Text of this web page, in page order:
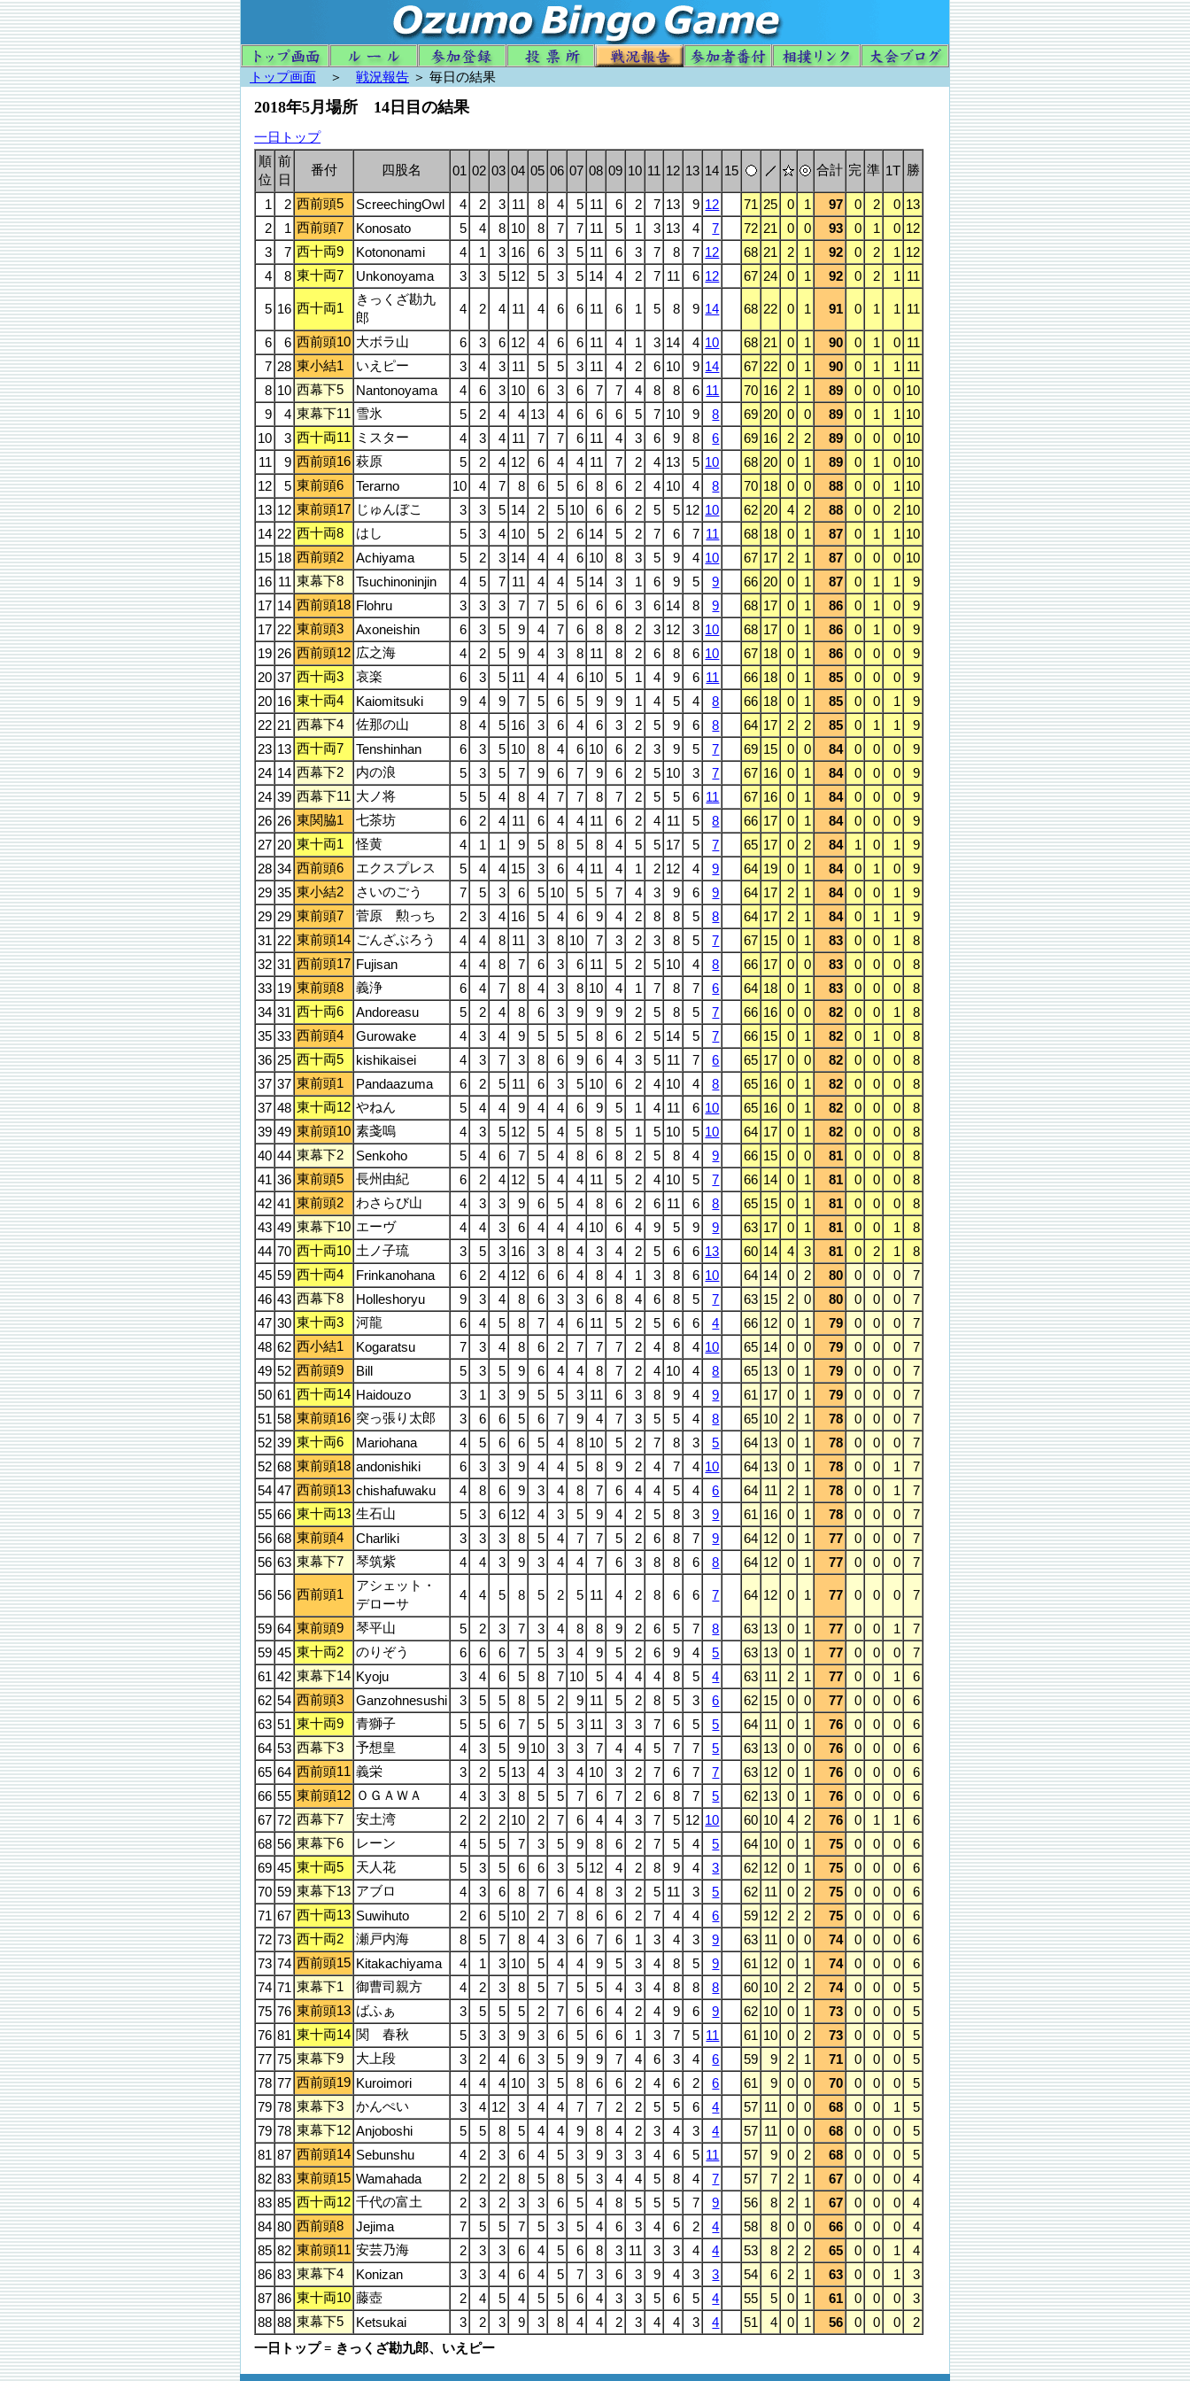
トップ画面 ＞ 戦況報告 ＞ 毎日の結果
2018年5月場所 14日目の結果
一日トップ
順
位
前
日
番付 四股名 01 02 03 04 05 06 07 08 09 10 11 12 13 14 15 合計 完 準 1T 勝
1 2 西前頭5 ScreechingOwl 4 2 3 11 8 4 5 11 6 2 7 13 9 12 71 25 0 1 97 0 2 0 13
2
1 西前頭7 Konosato 5 4 8 10 8 7 7 11 5 1 3 13 4 7 72 21 0 0 93 0 1 0 12
3
7 西十両9 Kotononami 4 1 3 16 6 3 5 11 6 3 7 8 7 12 68 21 2 1 92 0 2 1 12
4
8 東十両7 Unkonoyama 3 3 5 12 5 3 5 14 4 2 7 11 6 12 67 24 0 1 92 0 2 1 11
5 16 西十両1
きっくざ勘九
郎
4 2 4 11 4 6 6 11 6 1 5 8 9 14 68 22 0 1 91 0 1 1 11
6 6 西前頭10 大ボラ山 6 3 6 12 4 6 6 11 4 1 3 14 4 10 68 21 0 1 90 0 1 0 11
7 28 東小結1 いえピー 3 4 3 11 5 5 3 11 4 2 6 10 9 14 67 22 0 1 90 0 1 1 11
8 10 西幕下5 Nantonoyama 4 6 3 10 6 3 6 7 7 4 8 8 6 11 70 16 2 1 89 0 0 0 10
9
4 東幕下11 雪氷 5 2 4 4 13 4 6 6 6 5 7 10 9 8 69 20 0 0 89 0 1 1 10
10
3 西十両11 ミスター 4 3 4 11 7 7 6 11 4 3 6 9 8 6 69 16 2 2 89 0 0 0 10
11
9 西前頭16 萩原 5 2 4 12 6 4 4 11 7 2 4 13 5 10 68 20 0 1 89 0 1 0 10
12
5 東前頭6 Terarno 10 4 7 8 6 5 6 8 6 2 4 10 4 8 70 18 0 0 88 0 0 1 10
13 12 東前頭17 じゅんぼこ 3 3 5 14 2 5 10 6 6 2 5 5 12 10 62 20 4 2 88 0 0 2 10
14 22 西十両8 はし 5 3 4 10 5 2 6 14 5 2 7 6 7 11 68 18 0 1 87 0 1 1 10
15 18 西前頭2 Achiyama 5 2 3 14 4 4 6 10 8 3 5 9 4 10 67 17 2 1 87 0 0 0 10
16 11 東幕下8 Tsuchinoninjin 4 5 7 11 4 4 5 14 3 1 6 9 5 9 66 20 0 1 87 0 1 1
9
17 14 西前頭18 Flohru 3 3 3 7 7 5 6 6 6 3 6 14 8 9 68 17 0 1 86 0 1 0
9
17 22 東前頭3 Axoneishin 6 3 5 9 4 7 6 8 8 2 3 12 3 10 68 17 0 1 86 0 1 0
9
19 26 西前頭12 広之海 4 2 5 9 4 3 8 11 8 2 6 8 6 10 67 18 0 1 86 0 0 0
9
20 37 西十両3 哀楽 6 3 5 11 4 4 6 10 5 1 4 9 6 11 66 18 0 1 85 0 0 0
9
20 16 東十両4 Kaiomitsuki 9 4 9 7 5 6 5 9 9 1 4 5 4 8 66 18 0 1 85 0 0 1
9
22 21 西幕下4 佐那の山 8 4 5 16 3 6 4 6 3 2 5 9 6 8 64 17 2 2 85 0 1 1
9
23 13 西十両7 Tenshinhan 6 3 5 10 8 4 6 10 6 2 3 9 5 7 69 15 0 0 84 0 0 0
9
24 14 西幕下2 内の浪 5 3 5 7 9 6 7 9 6 2 5 10 3 7 67 16 0 1 84 0 0 0
9
24 39 西幕下11 大ノ将 5 5 4 8 4 7 7 8 7 2 5 5 6 11 67 16 0 1 84 0 0 0
9
26 26 東関脇1 七茶坊 6 2 4 11 6 4 4 11 6 2 4 11 5 8 66 17 0 1 84 0 0 0
9
27 20 東十両1 怪黄 4 1 1 9 5 8 5 8 4 5 5 17 5 7 65 17 0 2 84 1 0 1
9
28 34 西前頭6 エクスプレス 5 4 4 15 3 6 4 11 4 1 2 12 4 9 64 19 0 1 84 0 1 0
9
29 35 東小結2 さいのごう 7 5 3 6 5 10 5 5 7 4 3 9 6 9 64 17 2 1 84 0 0 1
9
29 29 東前頭7 菅原 勲っち 2 3 4 16 5 4 6 9 4 2 8 8 5 8 64 17 2 1 84 0 1 1
9
31 22 東前頭14 ごんざぶろう 4 4 8 11 3 8 10 7 3 2 3 8 5 7 67 15 0 1 83 0 0 1
8
32 31 西前頭17 Fujisan 4 4 8 7 6 3 6 11 5 2 5 10 4 8 66 17 0 0 83 0 0 0
8
33 19 東前頭8 義浄 6 4 7 8 4 3 8 10 4 1 7 8 7 6 64 18 0 1 83 0 0 0
8
34 31 西十両6 Andoreasu 5 2 4 8 6 3 9 9 9 2 5 8 5 7 66 16 0 0 82 0 0 1
8
35 33 西前頭4 Gurowake 4 3 4 9 5 5 5 8 6 2 5 14 5 7 66 15 0 1 82 0 1 0
8
36 25 西十両5 kishikaisei 4 3 7 3 8 6 9 6 4 3 5 11 7 6 65 17 0 0 82 0 0 0
8
37 37 東前頭1 Pandaazuma 6 2 5 11 6 3 5 10 6 2 4 10 4 8 65 16 0 1 82 0 0 0
8
37 48 東十両12 やねん 5 4 4 9 4 4 6 9 5 1 4 11 6 10 65 16 0 1 82 0 0 0
8
39 49 東前頭10 素戔嗚 4 3 5 12 5 4 5 8 5 1 5 10 5 10 64 17 0 1 82 0 0 0
8
40 44 東幕下2 Senkoho 5 4 6 7 5 4 8 6 8 2 5 8 4 9 66 15 0 0 81 0 0 0
8
41 36 東前頭5 長州由紀 6 2 4 12 5 4 4 11 5 2 4 10 5 7 66 14 0 1 81 0 0 0
8
42 41 東前頭2 わさらび山 4 3 3 9 6 5 4 8 6 2 6 11 6 8 65 15 0 1 81 0 0 0
8
43 49 東幕下10 エーヴ 4 4 3 6 4 4 4 10 6 4 9 5 9 9 63 17 0 1 81 0 0 1
8
44 70 西十両10 土ノ子琉 3 5 3 16 3 8 4 3 4 2 5 6 6 13 60 14 4 3 81 0 2 1
8
45 59 西十両4 Frinkanohana 6 2 4 12 6 6 4 8 4 1 3 8 6 10 64 14 0 2 80 0 0 0
7
46 43 西幕下8 Holleshoryu 9 3 4 8 6 3 3 6 8 4 6 8 5 7 63 15 2 0 80 0 0 0
7
47 30 東十両3 河龍 6 4 5 8 7 4 6 11 5 2 5 6 6 4 66 12 0 1 79 0 0 0
7
48 62 西小結1 Kogaratsu 7 3 4 8 6 2 7 7 7 2 4 8 4 10 65 14 0 0 79 0 0 0
7
49 52 西前頭9 Bill 5 3 5 9 6 4 4 8 7 2 4 10 4 8 65 13 0 1 79 0 0 0
7
50 61 西十両14 Haidouzo 3 1 3 9 5 5 3 11 6 3 8 9 4 9 61 17 0 1 79 0 0 0
7
51 58 東前頭16 突っ張り太郎 3 6 6 5 6 7 9 4 7 3 5 5 4 8 65 10 2 1 78 0 0 0
7
52 39 東十両6 Mariohana 4 5 6 6 5 4 8 10 5 2 7 8 3 5 64 13 0 1 78 0 0 0
7
52 68 東前頭18 andonishiki 6 3 3 9 4 4 5 8 9 2 4 7 4 10 64 13 0 1 78 0 0 1
7
54 47 西前頭13 chishafuwaku 4 8 6 9 3 4 8 7 6 4 4 5 4 6 64 11 2 1 78 0 0 1
7
55 66 東十両13 生石山 5 3 6 12 4 3 5 9 4 2 5 8 3 9 61 16 0 1 78 0 0 0
7
56 68 東前頭4 Charliki 3 3 3 8 5 4 7 7 5 2 6 8 7 9 64 12 0 1 77 0 0 0
7
56 63 東幕下7 琴筑紫 4 4 3 9 3 4 4 7 6 3 8 8 6 8 64 12 0 1 77 0 0 0 7
56 56 西前頭1
アシェット・
デローサ
4 4 5 8 5 2 5 11 4 2 8 6 6 7 64 12 0 1 77 0 0 0 7
59 64 東前頭9 琴平山 5 2 3 7 3 4 8 8 9 2 6 5 7 8 63 13 0 1 77 0 0 1
7
59 45 東十両2 のりぞう 6 6 6 7 5 3 4 9 5 2 6 9 4 5 63 13 0 1 77 0 0 0
7
61 42 東幕下14 Kyoju 3 4 6 5 8 7 10 5 4 4 4 8 5 4 63 11 2 1 77 0 0 1
6
62 54 西前頭3 Ganzohnesushi 3 5 5 8 5 2 9 11 5 2 8 5 3 6 62 15 0 0 77 0 0 0
6
63 51 東十両9 青獅子 5 5 6 7 5 5 3 11 3 3 7 6 5 5 64 11 0 1 76 0 0 0
6
64 53 西幕下3 予想皇 4 3 5 9 10 3 3 7 4 4 5 7 7 5 63 13 0 0 76 0 0 0
6
65 64 西前頭11 義栄 3 2 5 13 4 3 4 10 3 2 7 6 7 7 63 12 0 1 76 0 0 0
6
66 55 東前頭12 ＯＧＡＷＡ 4 3 3 8 5 5 7 6 7 2 6 8 7 5 62 13 0 1 76 0 0 0
6
67 72 西幕下7 安土湾 2 2 2 10 2 7 6 4 4 3 7 5 12 10 60 10 4 2 76 0 1 1
6
68 56 東幕下6 レーン 4 5 5 7 3 5 9 8 6 2 7 5 4 5 64 10 0 1 75 0 0 0
6
69 45 東十両5 天人花 5 3 5 6 6 3 5 12 4 2 8 9 4 3 62 12 0 1 75 0 0 0
6
70 59 東幕下13 アブロ 4 3 6 8 7 6 4 8 3 2 5 11 3 5 62 11 0 2 75 0 0 0
6
71 67 西十両13 Suwihuto 2 6 5 10 2 7 8 6 6 2 7 4 4 6 59 12 2 2 75 0 0 0
6
72 73 西十両2 瀬戸内海 8 5 7 8 4 3 6 7 6 1 3 4 3 9 63 11 0 0 74 0 0 0
6
73 74 西前頭15 Kitakachiyama 4 1 3 10 5 4 4 9 5 3 4 8 5 9 61 12 0 1 74 0 0 0
6
74 71 東幕下1 御曹司親方 4 2 3 8 5 7 5 5 4 3 4 8 8 8 60 10 2 2 74 0 0 0
5
75 76 東前頭13 ばふぁ 3 5 5 5 2 7 6 6 4 2 4 9 6 9 62 10 0 1 73 0 0 0
5
76 81 東十両14 関 春秋 5 3 3 9 3 6 5 6 6 1 3 7 5 11 61 10 0 2 73 0 0 0
5
77 75 東幕下9 大上段 3 2 4 6 3 5 9 9 7 4 6 3 4 6 59 9 2 1 71 0 0 0
5
78 77 西前頭19 Kuroimori 4 4 4 10 3 5 8 6 6 2 4 6 2 6 61 9 0 0 70 0 0 0
5
79 78 東幕下3 かんぺい 3 4 12 3 4 4 7 7 2 2 5 5 6 4 57 11 0 0 68 0 0 1
5
79 78 東幕下12 Anjoboshi 5 5 8 5 4 4 9 8 4 2 3 4 3 4 57 11 0 0 68 0 0 0
5
81 87 西前頭14 Sebunshu 4 2 3 6 4 5 3 9 3 3 4 6 5 11 57 9 0 2 68 0 0 0
5
82 83 東前頭15 Wamahada 2 2 2 8 5 8 5 3 4 4 5 8 4 7 57 7 2 1 67 0 0 0
4
83 85 西十両12 千代の富土 2 3 2 3 3 6 5 4 8 5 5 5 7 9 56 8 2 1 67 0 0 0
4
84 80 西前頭8 Jejima 7 5 5 7 5 3 5 4 6 3 4 6 2 4 58 8 0 0 66 0 0 0
4
85 82 東前頭11 安芸乃海 2 3 3 6 4 5 6 8 3 11 3 3 4 4 53 8 2 2 65 0 0 1
4
86 83 東幕下4 Konizan 3 3 4 6 4 5 7 3 6 3 9 4 3 3 54 6 2 1 63 0 0 1
3
87 86 東十両10 藤壺 2 4 5 4 5 5 6 4 3 3 5 6 5 4 55 5 0 1 61 0 0 0
3
88 88 東幕下5 Ketsukai 3 2 3 9 3 8 4 4 2 3 4 4 3 4 51 4 0 1 56 0 0 0
2
一日トップ = きっくざ勘九郎、いえピー